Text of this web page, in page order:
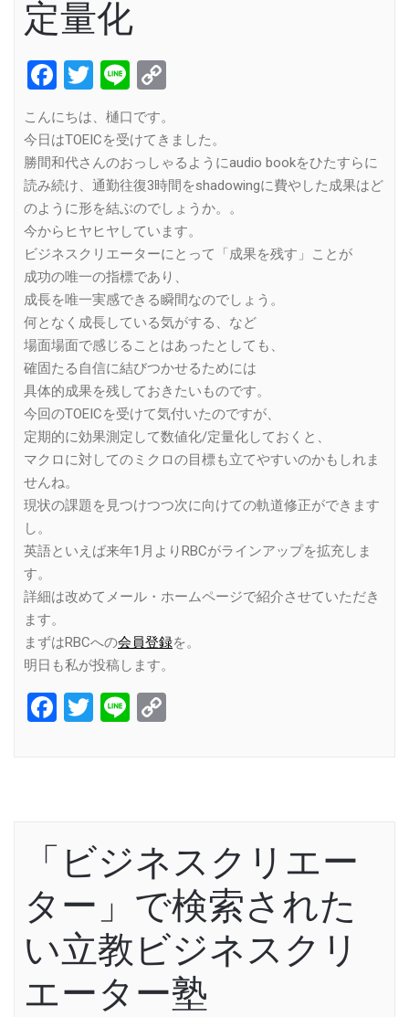
定量化
Facebook
Twitter
Line
こんにちは、樋口です。
今日はTOEICを受けてきました。
勝間和代さんのおっしゃるようにaudio bookをひたすらに
読み続け、通勤往復3時間をshadowingに費やした成果はど
のように形を結ぶのでしょうか。。
今からヒヤヒヤしています。
ビジネスクリエーターにとって「成果を残す」ことが
成功の唯一の指標であり、
成長を唯一実感できる瞬間なのでしょう。
何となく成長している気がする、など
場面場面で感じることはあったとしても、
確固たる自信に結びつかせるためには
具体的成果を残しておきたいものです。
今回のTOEICを受けて気付いたのですが、
定期的に効果測定して数値化/定量化しておくと、
マクロに対してのミクロの目標も立てやすいのかもしれま
せんね。
現状の課題を見つけつつ次に向けての軌道修正ができます
し。
英語といえば来年1月よりRBCがラインアップを拡充しま
す。
詳細は改めてメール・ホームページで紹介させていただき
ます。
まずはRBCへの会員登録を。
明日も私が投稿します。
Facebook
Twitter
Line
「ビジネスクリエー
ター」で検索された
い立教ビジネスクリ
エーター塾